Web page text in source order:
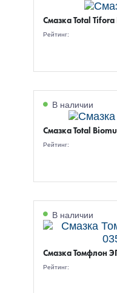
Смазка Total Tifora
Рейтинг:
В наличии
Смазка Total
Рейтинг:
В наличии
Смазка Томфлон
Рейтинг: